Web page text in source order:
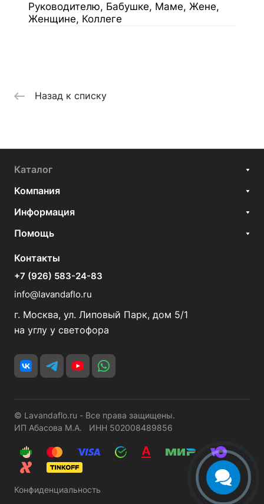
Руководителю, Бабушке, Маме, Жене,
Женщине, Коллеге
Назад к списку
Каталог
Компания
Информация
Помощь
Контакты
+7 (926) 583-24-83
info@lavandaflo.ru
г. Москва, ул. Липовый Парк, дом 5/1
на углу у светофора
© Lavandaflo.ru - Все права защищены.
ИП Абасова М.А. ИНН 502008489856
Конфиденциальность